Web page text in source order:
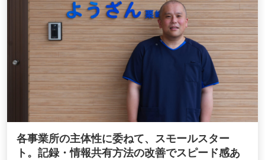
各事業所の主体性に委ねて、スモールスター
ト。記録・情報共有方法の改善でスピード感あ